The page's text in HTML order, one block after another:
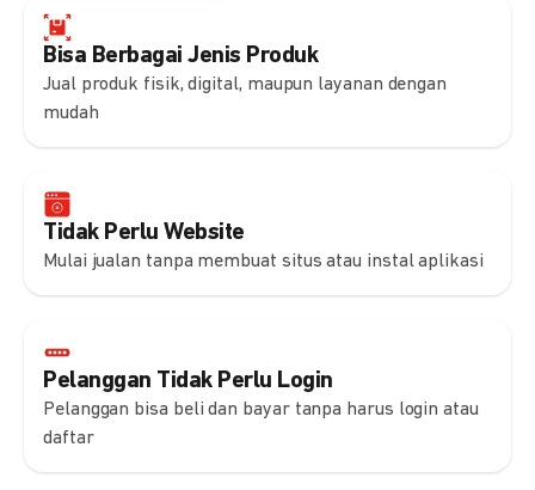
Bisa Berbagai Jenis Produk
Jual produk fisik, digital, maupun layanan dengan
mudah
Tidak Perlu Website
Mulai jualan tanpa membuat situs atau instal aplikasi
Pelanggan Tidak Perlu Login
Pelanggan bisa beli dan bayar tanpa harus login atau
daftar